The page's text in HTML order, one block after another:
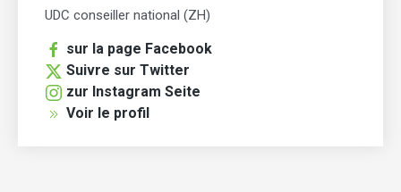
UDC conseiller national (ZH)
sur la page Facebook
Suivre sur Twitter
zur Instagram Seite
Voir le profil